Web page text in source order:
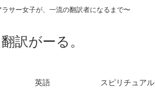
サー女子が、一流の翻訳者になるまで〜
翻訳がーる。
英語 スピリチュアル